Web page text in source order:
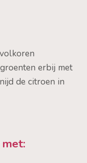
erbij met
de citroen in